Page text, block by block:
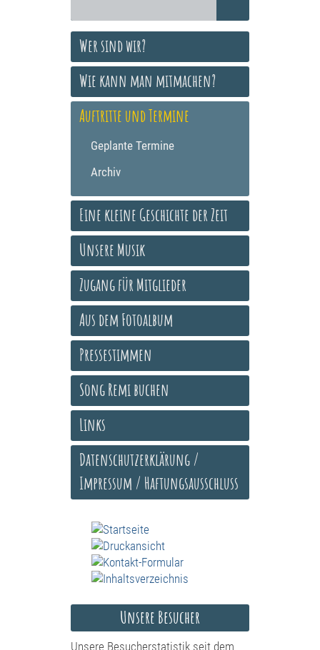
Wer sind wir?
Wie kann man mitmachen?
Auftritte und Termine
Geplante Termine
Archiv
Eine kleine Geschichte der Zeit
Unsere Musik
Zugang für Mitglieder
Aus dem Fotoalbum
Pressestimmen
Song Remi buchen
Links
Datenschutzerklärung /
Impressum / Haftungsausschluss
Unsere Besucher
Unsere Besucherstatistik seit dem